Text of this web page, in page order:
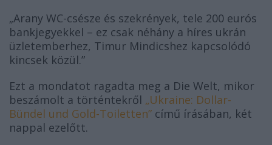
„Arany WC-csésze és szekrények, tele 200 eurós
bankjegyekkel – ez csak néhány a híres ukrán
üzletemberhez, Timur Mindicshez kapcsolódó
kincsek közül.”
Ezt a mondatot ragadta meg a Die Welt, mikor
beszámolt a történtekről „Ukraine: Dollar-
Bündel und Gold-Toiletten” című írásában, két
nappal ezelőtt.